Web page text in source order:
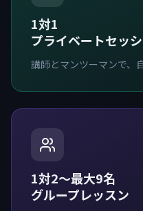
1対1
プライベートセッ
講師とマンツーマンで、
1対2〜最大9名
グループレッスン